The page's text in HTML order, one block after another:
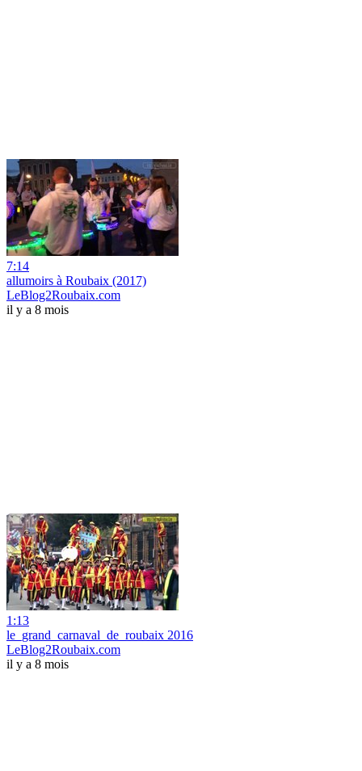
7:14
allumoirs à Roubaix (2017)
LeBlog2Roubaix.com
il y a 8 mois
1:13
le_grand_carnaval_de_roubaix 2016
LeBlog2Roubaix.com
il y a 8 mois